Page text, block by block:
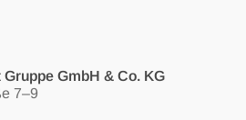
GmbH & Co. KG
7–9